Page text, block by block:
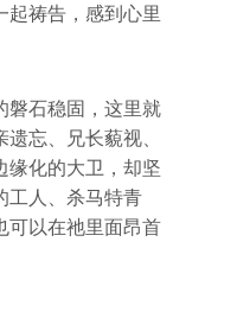
起祷告，感到心里
磐石稳固，这里就
忘、兄长藐视、
缘化的大卫，却坚
工人、杀马特青
可以在祂里面昂首